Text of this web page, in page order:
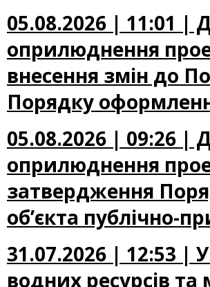
05.08.2026 | 11:01 |
оприлюднення
внесення змін до
Порядку
05.08.2026 | 09:26 |
оприлюднення
затвердження
об’єкта публічно-
31.07.2026 | 12:53 |
водних ресурсів